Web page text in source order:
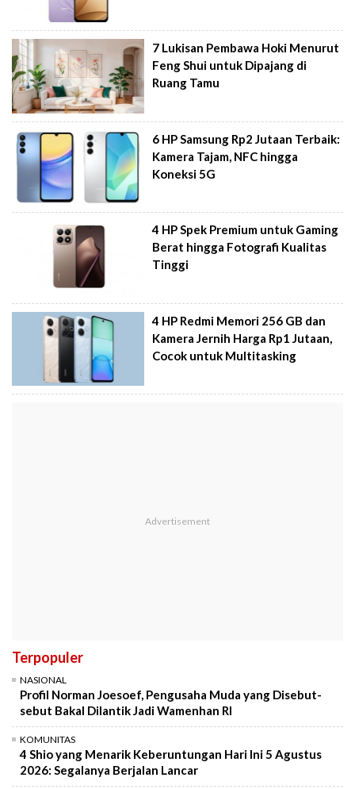
7 Lukisan Pembawa Hoki Menurut
Feng Shui untuk Dipajang di
Ruang Tamu
6 HP Samsung Rp2 Jutaan Terbaik:
Kamera Tajam, NFC hingga
Koneksi 5G
4 HP Spek Premium untuk Gaming
Berat hingga Fotografi Kualitas
Tinggi
4 HP Redmi Memori 256 GB dan
Kamera Jernih Harga Rp1 Jutaan,
Cocok untuk Multitasking
Terpopuler
NASIONAL
Profil Norman Joesoef, Pengusaha Muda yang Disebut-
sebut Bakal Dilantik Jadi Wamenhan RI
KOMUNITAS
4 Shio yang Menarik Keberuntungan Hari Ini 5 Agustus
2026: Segalanya Berjalan Lancar